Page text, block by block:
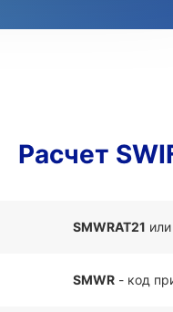
Расчет
SMWRAT21 или
SMWR - код